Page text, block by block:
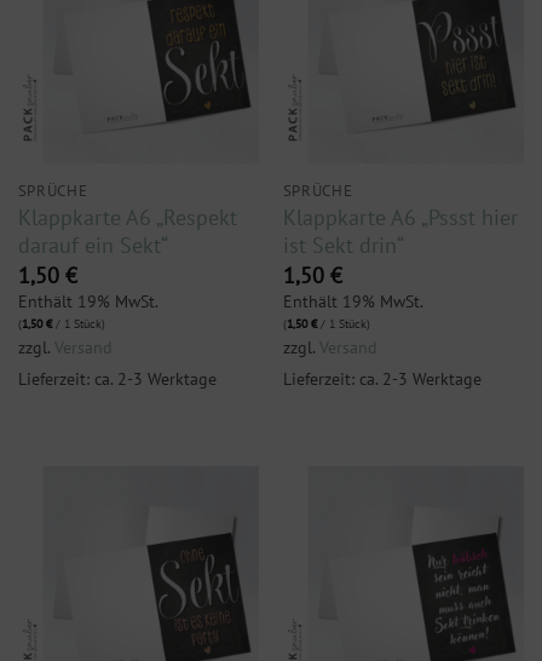
SPRÜCHE
Klappkarte A6 „Respekt
darauf ein Sekt“
1,50 €
Enthält 19% MwSt.
(1,50€/ 1 Stück)
zzgl. Versand
Lieferzeit: ca. 2-3 Werktage
SPRÜCHE
Klappkarte A6 „Pssst hier
ist Sekt drin“
1,50 €
Enthält 19% MwSt.
(1,50€/ 1 Stück)
zzgl. Versand
Lieferzeit: ca. 2-3 Werktage